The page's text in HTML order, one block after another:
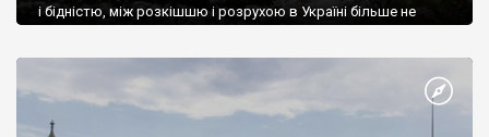
і бідністю, між розкішшю і розрухою в Україні більше не